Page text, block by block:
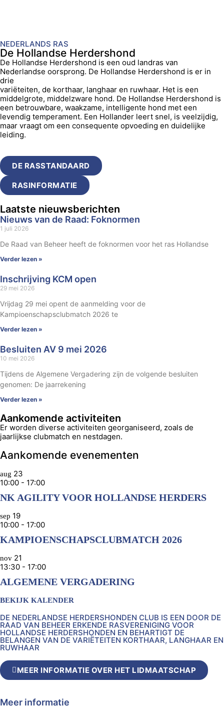
NEDERLANDS RAS
De Hollandse Herdershond
De Hollandse Herdershond is een oud landras van
Nederlandse oorsprong. De Hollandse Herdershond is er in
drie
variëteiten, de korthaar, langhaar en ruwhaar. Het is een
middelgrote, middelzware hond. De Hollandse Herdershond is
een betrouwbare, waakzame, intelligente hond met een
levendig temperament. Een Hollander leert snel, is veelzijdig,
maar vraagt om een consequente opvoeding en duidelijke
leiding.
DE RASSTANDAARD
RASINFORMATIE
Laatste nieuwsberichten
Nieuws van de Raad: Foknormen
1 juli 2026
De Raad van Beheer heeft de foknormen voor het ras Hollandse
Verder lezen »
Inschrijving KCM open
29 mei 2026
Vrijdag 29 mei opent de aanmelding voor de
Kampioenschapsclubmatch 2026 te
Verder lezen »
Besluiten AV 9 mei 2026
10 mei 2026
Tijdens de Algemene Vergadering zijn de volgende besluiten
genomen: De jaarrekening
Verder lezen »
Aankomende activiteiten
Er worden diverse activiteiten georganiseerd, zoals de
jaarlijkse clubmatch en nestdagen.
Aankomende evenementen
aug 23
10:00 - 17:00
NK AGILITY VOOR HOLLANDSE HERDERS
sep 19
10:00 - 17:00
KAMPIOENSCHAPSCLUBMATCH 2026
nov 21
13:30 - 17:00
ALGEMENE VERGADERING
BEKIJK KALENDER
DE NEDERLANDSE HERDERSHONDEN CLUB IS EEN DOOR DE
RAAD VAN BEHEER ERKENDE RASVERENIGING VOOR
HOLLANDSE HERDERSHONDEN EN BEHARTIGT DE
BELANGEN VAN DE VARIËTEITEN KORTHAAR, LANGHAAR EN
RUWHAAR
MEER INFORMATIE OVER HET LIDMAATSCHAP
Meer informatie